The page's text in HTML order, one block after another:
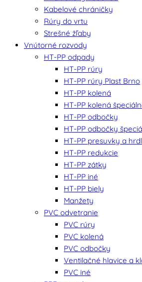
Kabelové chráničky
Rúry do vrtu
Strešné žľaby
Vnútorné rozvody
HT-PP odpady
HT-PP rúry
HT-PP rúry Plast Brno
HT-PP kolená
HT-PP kolená
HT-PP odbočky
HT-PP odbočky
HT-PP presuvky a
HT-PP redukcie
HT-PP zátky
HT-PP iné
HT-PP biely
Manžety
PVC odvetranie
PVC rúry
PVC kolená
PVC odbočky
Ventilačné hlavice a
PVC iné